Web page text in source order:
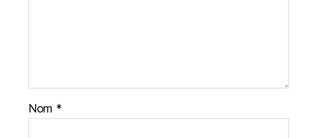
Nom *